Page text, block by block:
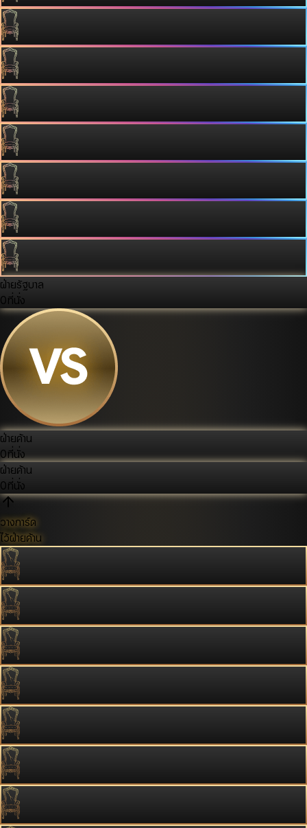
ฝ่ายรัฐบาล
0ที่นั่ง
ฝ่ายค้าน
0ที่นั่ง
ฝ่ายค้าน
0ที่นั่ง
วางการ์ด
ไว้ฝ่ายค้าน